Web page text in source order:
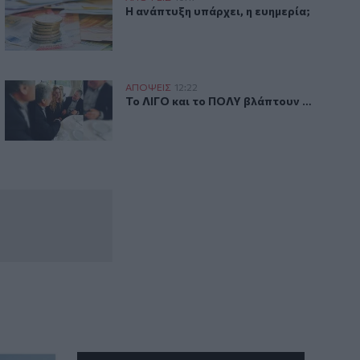
εκπαιδευτικώνΗ ανάπτυξη υπάρχει, η ευημερία;
Η ανάπτυξη υπάρχει, η ευημερία;
δευτερόλεπτα!
Κόλαση απέχει ελάχιστα… δευτερόλεπτα!
Το ΛΙΓΟ και το ΠΟΛΥ βλάπτουν …
ΑΠΟΨΕΙΣ 12:22
Το ΛΙΓΟ και το ΠΟΛΥ βλάπτουν …
Το ΛΙΓΟ και το ΠΟΛΥ βλάπτουν …